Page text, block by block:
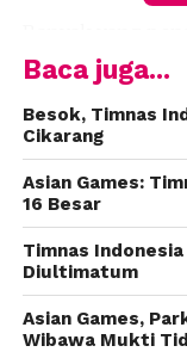
melongo sambil
membuka helm
Bocah itu adalah
merupakan
masih duduk di
Terpadu (SDIT)
ujuk-ujuk
ajang pesta
Palembang.
Baca juga...
Besok, Timnas
Cikarang
Asian Games:
16 Besar
Timnas
Diultimatum
Asian Games,
Wibawa Mukti